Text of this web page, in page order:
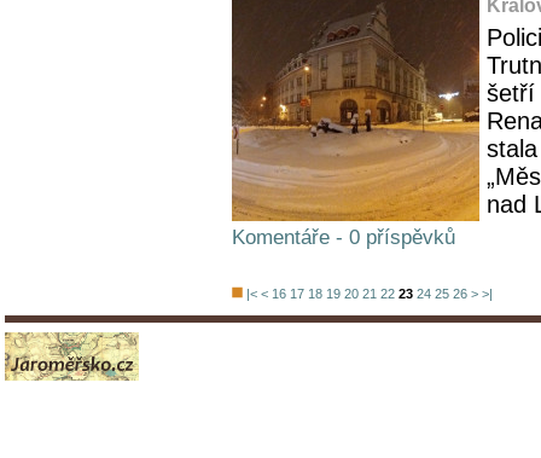
šetří
nad
Komentáře - 0 příspěvků
|< < 16 17 18 19 20 21 22 23 24 25 26 > >|